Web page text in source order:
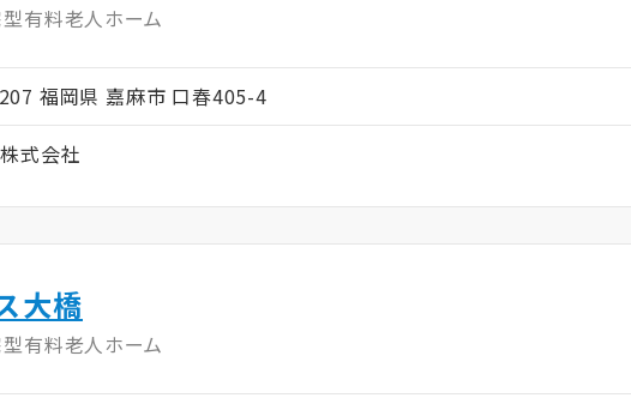
有料老人ホーム
福岡県 嘉麻市 口春405-4
式会社
大橋
有料老人ホーム